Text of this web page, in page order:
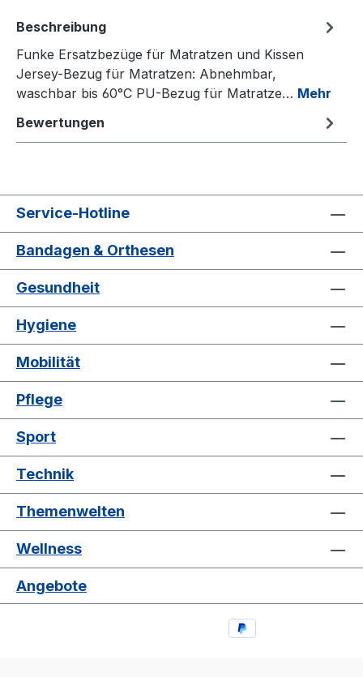
Beschreibung
Funke Ersatzbezüge für Matratzen und Kissen
Jersey-Bezug für Matratzen: Abnehmbar,
waschbar bis 60°C PU-Bezug für Matratze… Mehr
Bewertungen
Service-Hotline
Bandagen & Orthesen
Gesundheit
Hygiene
Mobilität
Pflege
Sport
Technik
Themenwelten
Wellness
Angebote